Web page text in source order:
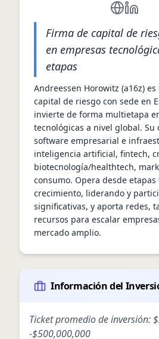
https://
Firma de capital de
en empresas
etapas
Andreessen Horowitz (a16z)
capital de riesgo con sede en
invierte de forma multietapa
tecnológicas a nivel global. Su
software empresarial e
inteligencia artificial, fintech,
biotecnología/healthtech,
consumo. Opera desde
crecimiento, liderando y
significativas, y aporta redes,
recursos para escalar
mercado amplio.
Información del
Ticket promedio de inversión:
-$500,000,000